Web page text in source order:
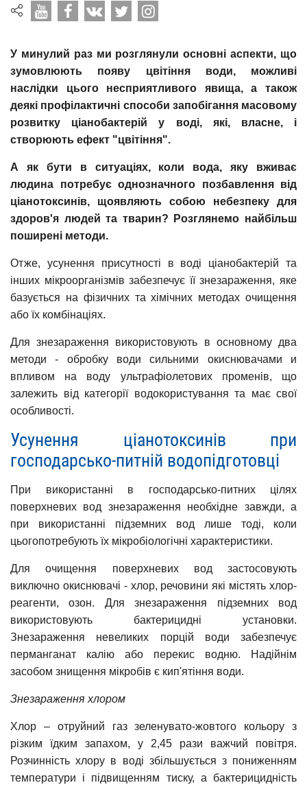
У минулий раз ми розглянули основні аспекти, що
зумовлюють появу цвітіння води, можливі
наслідки цього несприятливого явища, а також
деякі профілактичні способи запобігання масовому
розвитку ціанобактерій у воді, які, власне, і
створюють ефект "цвітіння".
А як бути в ситуаціях, коли вода, яку вживає
людина потребує однозначного позбавлення від
ціанотоксинів, щоявляють собою небезпеку для
здоров'я людей та тварин? Розглянемо найбільш
поширені методи.
Отже, усунення присутності в воді ціанобактерій та
інших мікроорганізмів забезпечує її знезараження, яке
базується на фізичних та хімічних методах очищення
або їх комбінаціях.
Для знезараження використовують в основному два
методи - обробку води сильними окиснювачами и
впливом на воду ультрафіолетових променів, що
залежить від категорії водокористування та має свої
особливості.
Усунення ціанотоксинів при
господарсько-питній водопідготовці
При використанні в господарсько-питних цілях
поверхневих вод знезараження необхідне завжди, а
при використанні підземних вод лише тоді, коли
цьогопотребують їх мікробіологічні характеристики.
Для очищення поверхневих вод застосовують
виключно окиснювачі - хлор, речовини які містять хлор-
реагенти, озон. Для знезараження підземних вод
використовують бактерицидні установки.
Знезараження невеликих порцій води забезпечує
перманганат калію або перекис водню. Надійнім
засобом знищення мікробів є кип'ятіння води.
Знезараження хлором
Хлор – отруйний газ зеленувато-жовтого кольору з
різким їдким запахом, у 2,45 рази важчий повітря.
Розчинність хлору в воді збільшується з пониженням
температури і підвищенням тиску, а бактерицидність